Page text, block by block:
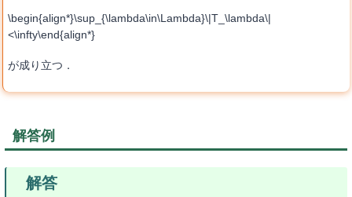
\begin{align*}\sup_{\lambda\in\Lambda}\|T_\lambda\|
<\infty\end{align*}
が成り立つ．
解答例